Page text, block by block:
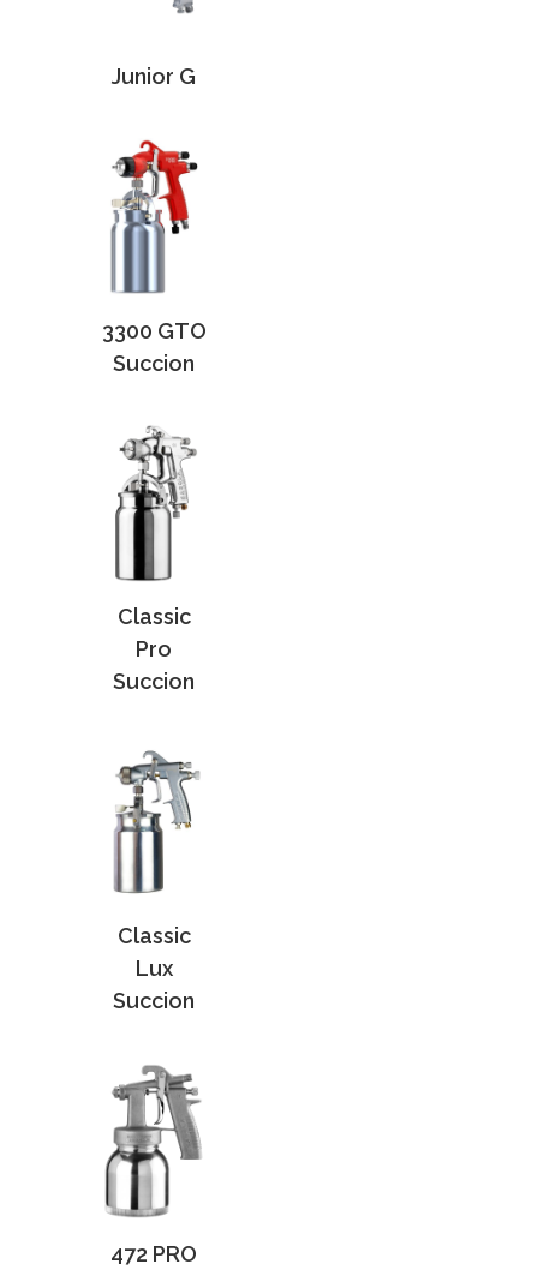
Junior G
3300 GTO
Succion
Classic
Pro
Succion
Classic
Lux
Succion
472 PRO